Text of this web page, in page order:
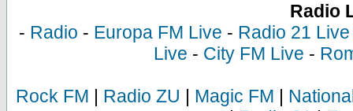
Radio
- Radio - Europa FM Live - Radio 21 Live
Live - City FM Live -
Rock FM | Radio ZU | Magic FM |